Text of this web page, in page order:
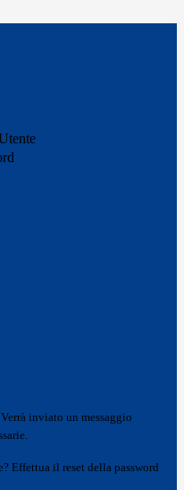
Verrà inviato un messaggio
Effettua il reset della password